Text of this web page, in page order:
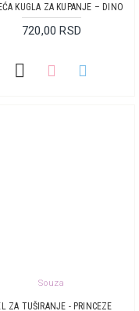
KUGLA ZA KUPANJE – DINO
720,00 RSD
Souza
ZA TUŠIRANJE - PRINCEZE